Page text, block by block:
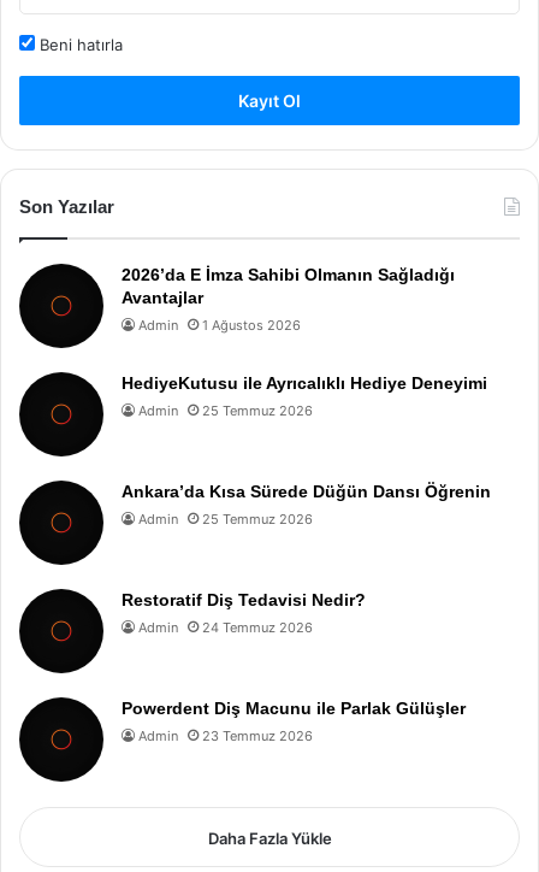
Beni hatırla
Kayıt Ol
Son Yazılar
2026’da E İmza Sahibi Olmanın Sağladığı
Avantajlar
Admin 1 Ağustos 2026
HediyeKutusu ile Ayrıcalıklı Hediye Deneyimi
Admin 25 Temmuz 2026
Ankara’da Kısa Sürede Düğün Dansı Öğrenin
Admin 25 Temmuz 2026
Restoratif Diş Tedavisi Nedir?
Admin 24 Temmuz 2026
Powerdent Diş Macunu ile Parlak Gülüşler
Admin 23 Temmuz 2026
Daha Fazla Yükle